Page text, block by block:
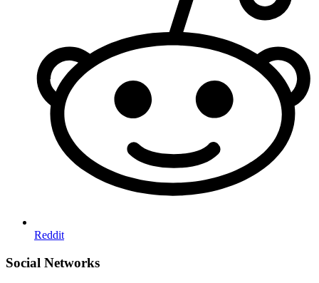
Reddit
Social Networks